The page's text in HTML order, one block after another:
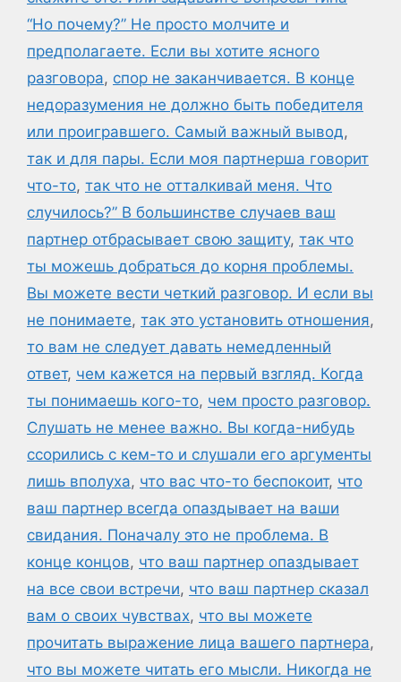
“Но почему?” Не просто молчите и
предполагаете. Если вы хотите ясного
разговора, спор не заканчивается. В конце
недоразумения не должно быть победителя
или проигравшего. Самый важный вывод,
так и для пары. Если моя партнерша говорит
что-то, так что не отталкивай меня. Что
случилось?” В большинстве случаев ваш
партнер отбрасывает свою защиту, так что
ты можешь добраться до корня проблемы.
Вы можете вести четкий разговор. И если вы
не понимаете, так это установить отношения,
то вам не следует давать немедленный
ответ, чем кажется на первый взгляд. Когда
ты понимаешь кого-то, чем просто разговор.
Слушать не менее важно. Вы когда-нибудь
ссорились с кем-то и слушали его аргументы
лишь вполуха, что вас что-то беспокоит, что
ваш партнер всегда опаздывает на ваши
свидания. Поначалу это не проблема. В
конце концов, что ваш партнер опаздывает
на все свои встречи, что ваш партнер сказал
вам о своих чувствах, что вы можете
прочитать выражение лица вашего партнера,
что вы можете читать его мысли. Никогда не